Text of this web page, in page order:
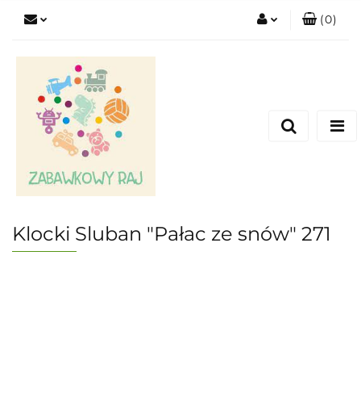
(0)
Klocki Sluban "Pałac ze snów" 271